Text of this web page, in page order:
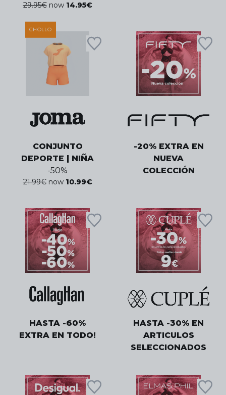
29.95€ now 14.95€
CHOLLO
CONJUNTO
DEPORTE | NIÑA
-50%
21.99€ now 10.99€
-20% EXTRA EN
NUEVA
COLECCIÓN
HASTA -60%
EXTRA EN TODO!
HASTA -30% EN
ARTICULOS
SELECCIONADOS